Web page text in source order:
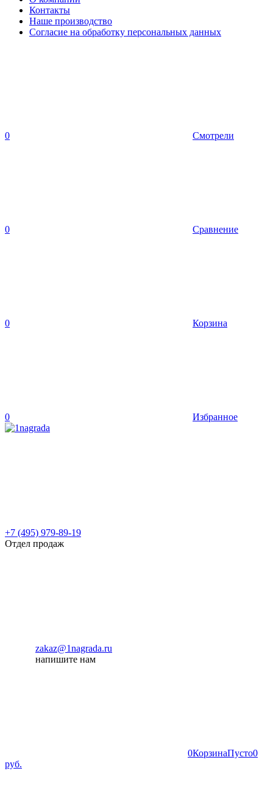
Контакты
Наше производство
Согласие на обработку персональных данных
0 Смотрели
0 Сравнение
0 Корзина
0 Избранное
+7 (495) 979-89-19
Отдел продаж
zakaz@1nagrada.ru
напишите нам
0КорзинаПусто0
руб.